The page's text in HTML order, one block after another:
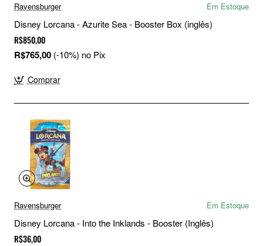
Ravensburger Em Estoque
Disney Lorcana - Azurite Sea - Booster Box (inglês)
R$850,00
R$765,00 (-10%) no Pix
Comprar
Ravensburger Em Estoque
Disney Lorcana - Into the Inklands - Booster (Inglês)
R$36,00